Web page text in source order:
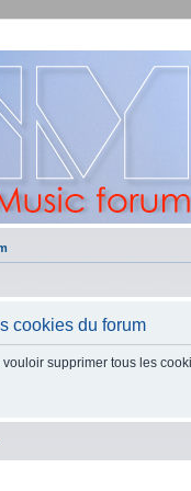
cookies du forum
vouloir supprimer tous les